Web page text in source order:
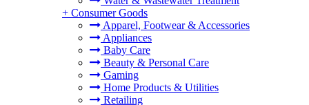
+ Consumer Goods
Apparel, Footwear & Accessories
Appliances
Baby Care
Beauty & Personal Care
Gaming
Home Products & Utilities
Retailing